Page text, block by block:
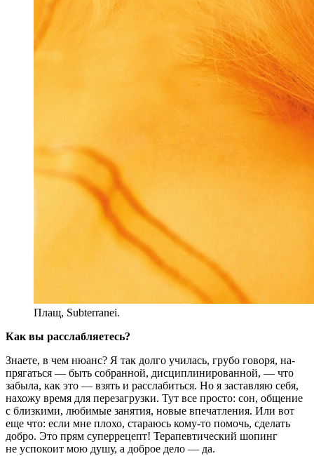
Плащ, Subterranei.
Как вы рас­слаб­ляетесь?
Зна­е­те, в чем ню­анс? Я так дол­го учи­лась, гру­бо го­во­ря, на­
пря­гать­ся — быть со­бран­ной, дис­ци­пли­ни­ро­ван­ной, — что
за­бы­ла, как это — взять и рас­сла­бить­ся. Но я за­став­ляю се­бя,
на­хо­жу вре­мя для пе­ре­за­груз­ки. Тут все про­сто: сон, об­ще­ние
с близ­ки­ми, лю­би­мые за­ня­тия, но­вые впе­чат­ле­ния. Или вот
еще что: ес­ли мне пло­хо, ста­ра­юсь ко­му-то по­мочь, сде­лать
доб­ро. Это прям су­пер­ре­цепт! Те­ра­пев­ти­че­ский шо­пинг
не успо­ко­ит мою ду­шу, а доб­рое де­ло — да.